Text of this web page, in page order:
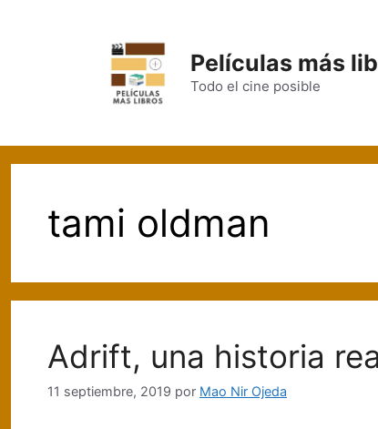
Películas más
Todo el cine posible
tami oldman
Adrift, una historia
11 septiembre, 2019 por Mao Nir Ojeda